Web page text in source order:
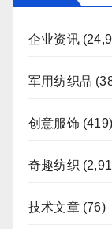
企业资讯
军用纺织品
创意服饰(419)
奇趣纺织
技术文章(76)